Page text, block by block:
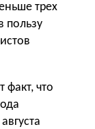
трех
пользу
факт, что